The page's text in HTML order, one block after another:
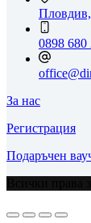
0898 680
За нас
Регистрация
Подаръчен